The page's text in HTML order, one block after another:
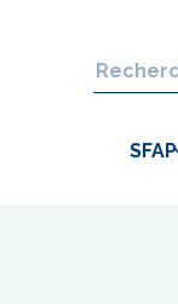
SFAP